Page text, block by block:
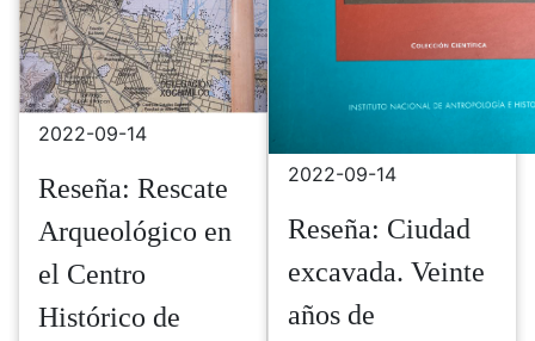
2022-09-14
Reseña: Rescate
Arqueológico en
el Centro
Histórico de
2022-09-14
Reseña: Ciudad
excavada. Veinte
años de